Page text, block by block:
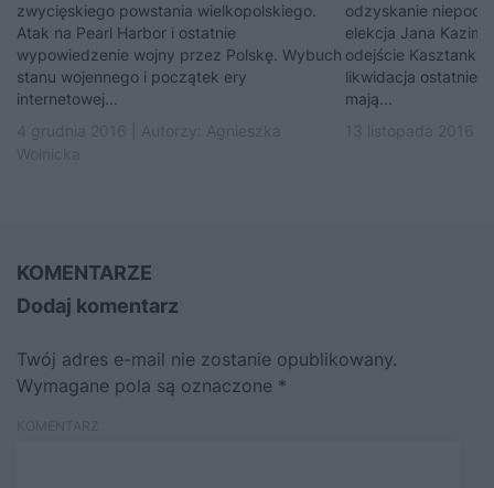
zwycięskiego powstania wielkopolskiego.
Atak na Pearl Harbor i ostatnie
wypowiedzenie wojny przez Polskę. Wybuch
stanu wojennego i początek ery
internetowej...
odzyskanie
elekcja Jana
odejście Kasztanki
likwidacja
mają...
KOMENTARZE
Dodaj komentarz
Twój adres e-mail nie zostanie opublikowany.
Wymagane pola są oznaczone *